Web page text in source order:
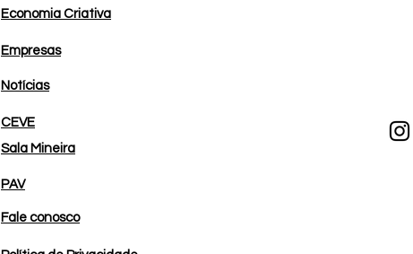
Economia Criativa
Empresas
Notícias
CEVE
Sala Mineira
PAV
Fale conosco